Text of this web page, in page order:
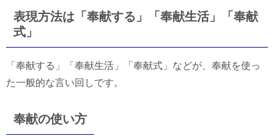
表現方法は「奉献する」「奉献生活」「奉献
式」
「奉献する」「奉献生活」「奉献式」などが、奉献を使っ
た一般的な言い回しです。
奉献の使い方